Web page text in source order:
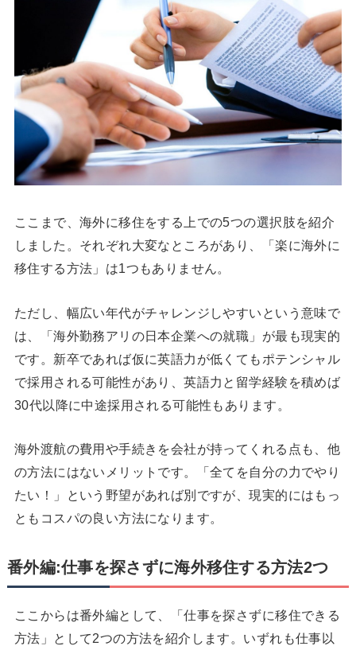
ここまで、海外に移住をする上での5つの選択肢を紹介
しました。それぞれ大変なところがあり、「楽に海外に
移住する方法」は1つもありません。
ただし、幅広い年代がチャレンジしやすいという意味で
は、「海外勤務アリの日本企業への就職」が最も現実的
です。新卒であれば仮に英語力が低くてもポテンシャル
で採用される可能性があり、英語力と留学経験を積めば
30代以降に中途採用される可能性もあります。
海外渡航の費用や手続きを会社が持ってくれる点も、他
の方法にはないメリットです。「全てを自分の力でやり
たい！」という野望があれば別ですが、現実的にはもっ
ともコスパの良い方法になります。
番外編:仕事を探さずに海外移住する方法2つ
ここからは番外編として、「仕事を探さずに移住できる
方法」として2つの方法を紹介します。いずれも仕事以